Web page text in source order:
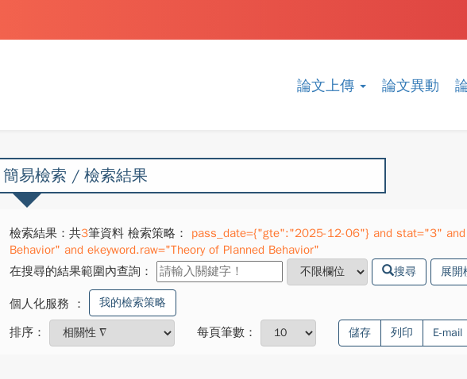
論文上傳 論文異動
簡易檢索 / 檢索結果
檢索結果：共3筆資料 檢索策略：
pass_date={"gte":"2025-12-06"} and stat="3" and
Behavior" and ekeyword.raw="Theory of Planned Behavior"
在搜尋的結果範圍內查詢：
搜尋 展開
個人化服務 ： 我的檢索策略
排序： 每頁筆數： 儲存 列印 E-mail